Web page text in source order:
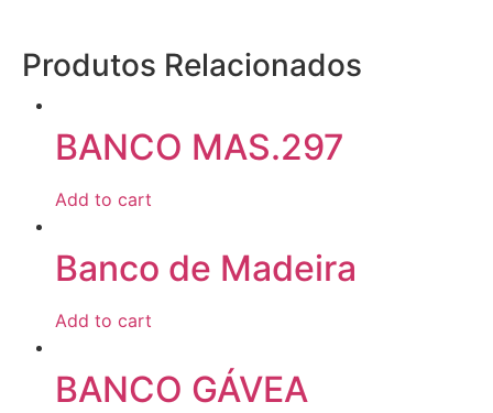
Produtos Relacionados
BANCO MAS.297
Add to cart
Banco de Madeira
Add to cart
BANCO GÁVEA